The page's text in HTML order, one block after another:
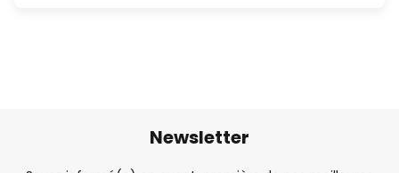
Newsletter